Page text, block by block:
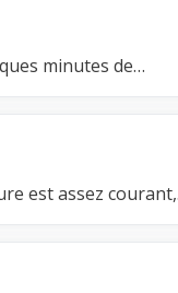
minutes de…
est assez